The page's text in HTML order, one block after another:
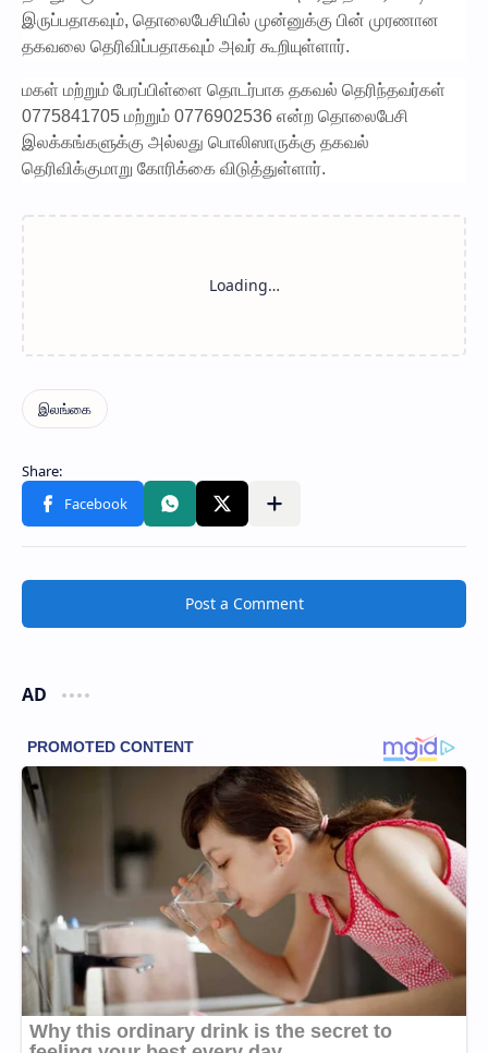
இருப்பதாகவும், தொலைபேசியில் முன்னுக்கு பின் முரணான
தகவலை தெரிவிப்பதாகவும் அவர் கூறியுள்ளார்.
மகள் மற்றும் பேரப்பிள்ளை தொடர்பாக தகவல் தெரிந்தவர்கள்
0775841705 மற்றும் 0776902536 என்ற தொலைபேசி
இலக்கங்களுக்கு அல்லது பொலிஸாருக்கு தகவல்
தெரிவிக்குமாறு கோரிக்கை விடுத்துள்ளார்.
Post a Comment
AD